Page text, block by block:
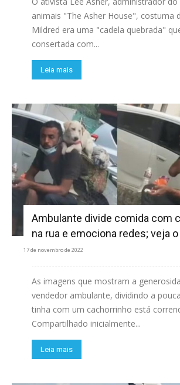
animais "The Asher House", costuma
Mildred era uma "cadela quebrada"
consertada com...
Leia mais
Ambulante divide comida com
na rua e emociona redes; veja
17 de novembro de 2022
As imagens que mostram a
vendedor ambulante, dividindo a
tinha com um cachorrinho está
Compartilhado inicialmente...
Leia mais